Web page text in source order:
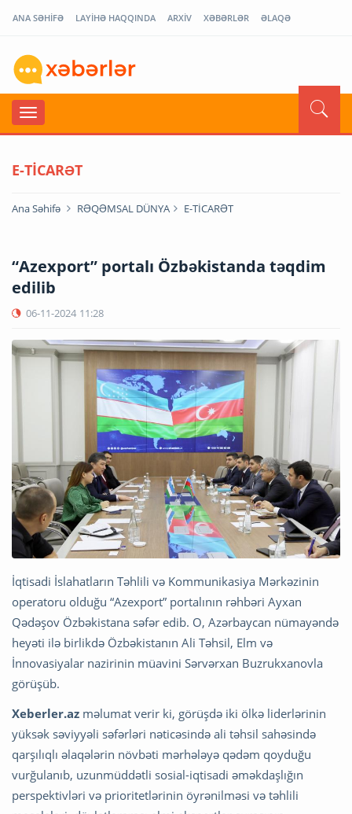
ANA SƏHİFƏ LAYİHƏ HAQQINDA ARXİV XƏBƏRLƏR ƏLAQƏ
E-TİCARƏT
Ana Səhifə RƏQƏMSAL DÜNYA E-TİCARƏT
“Azexport” portalı Özbəkistanda təqdim
edilib
06-11-2024 11:28
İqtisadi İslahatların Təhlili və Kommunikasiya Mərkəzinin
operatoru olduğu “Azexport” portalının rəhbəri Ayxan
Qədəşov Özbəkistana səfər edib. O, Azərbaycan nümayəndə
heyəti ilə birlikdə Özbəkistanın Ali Təhsil, Elm və
İnnovasiyalar nazirinin müavini Sərvərxan Buzrukxanovla
görüşüb.
Xeberler.az məlumat verir ki, görüşdə iki ölkə liderlərinin
yüksək səviyyəli səfərləri nəticəsində ali təhsil sahəsində
qarşılıqlı əlaqələrin növbəti mərhələyə qədəm qoyduğu
vurğulanıb, uzunmüddətli sosial-iqtisadi əməkdaşlığın
perspektivləri və prioritetlərinin öyrənilməsi və təhlili